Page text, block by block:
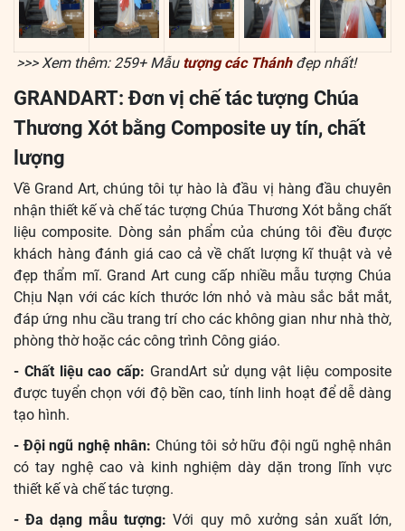
>>> Xem thêm: 259+ Mẫu tượng các Thánhđẹp nhất!
GRANDART: Đơn vị chế tác tượng Chúa
Thương Xót bằng Composite uy tín, chất
lượng
Về Grand Art, chúng tôi tự hào là đầu vị hàng đầu chuyên
nhận thiết kế và chế tác tượng Chúa Thương Xót bằng chất
liệu composite. Dòng sản phẩm của chúng tôi đều được
khách hàng đánh giá cao cả về chất lượng kĩ thuật và vẻ
đẹp thẩm mĩ. Grand Art cung cấp nhiều mẫu tượng Chúa
Chịu Nạn với các kích thước lớn nhỏ và màu sắc bắt mắt,
đáp ứng nhu cầu trang trí cho các không gian như nhà thờ,
phòng thờ hoặc các công trình Công giáo.
- Chất liệu cao cấp: GrandArt sử dụng vật liệu composite
được tuyển chọn với độ bền cao, tính linh hoạt để dễ dàng
tạo hình.
- Đội ngũ nghệ nhân: Chúng tôi sở hữu đội ngũ nghệ nhân
có tay nghệ cao và kinh nghiệm dày dặn trong lĩnh vực
thiết kế và chế tác tượng.
- Đa dạng mẫu tượng: Với quy mô xưởng sản xuất lớn,